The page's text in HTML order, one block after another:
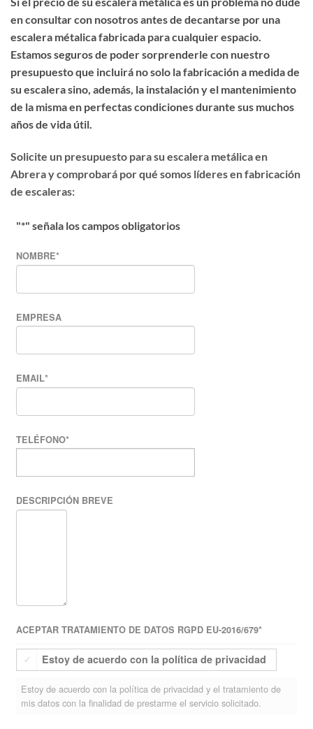
en consultar con nosotros antes de decantarse por una
escalera métalica fabricada para cualquier espacio.
Estamos seguros de poder sorprenderle con nuestro
presupuesto que incluirá no solo la fabricación a medida de
su escalera sino, además, la instalación y el mantenimiento
de la misma en perfectas condiciones durante sus muchos
años de vida útil.
Solicite un presupuesto para su escalera metálica en
Abrera y comprobará por qué somos líderes en fabricación
de escaleras:
"*" señala los campos obligatorios
NOMBRE*
EMPRESA
EMAIL*
TELÉFONO*
DESCRIPCIÓN BREVE
ACEPTAR TRATAMIENTO DE DATOS RGPD EU-2016/679*
Estoy de acuerdo con la política de privacidad
Estoy de acuerdo con la política de privacidad y el tratamiento de
mis datos con la finalidad de prestarme el servicio solicitado.